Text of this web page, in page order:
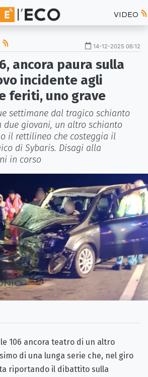
VIDEO
14-12-2025 06:12
ancora paura sulla
incidente agli
feriti, uno grave
settimane dal tragico schianto
due giovani, un altro schianto
il rettilineo che costeggia il
di Sybaris. Disagi alla
in corso
106 ancora teatro di un altro
di una lunga serie che, nel giro
riportando il dibattito sulla